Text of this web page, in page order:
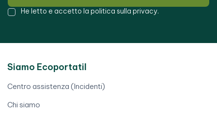
He letto e accetto la politica sulla privacy.
Siamo Ecoportatil
Centro assistenza (Incidenti)
Chi siamo